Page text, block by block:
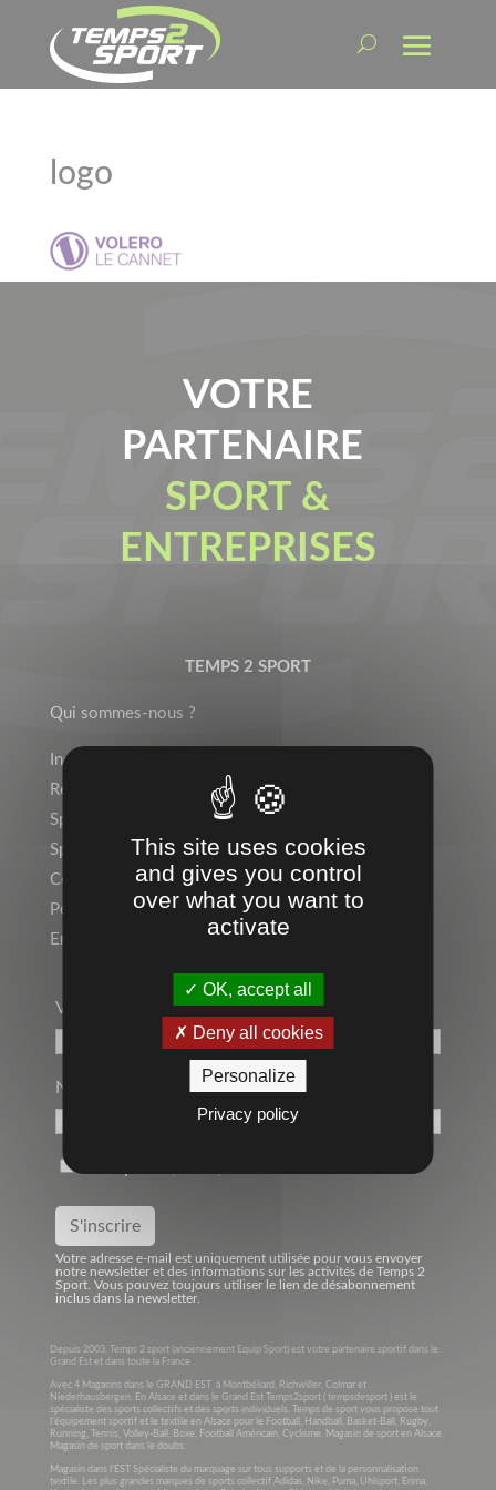
logo
VOTRE
PARTENAIRE
SPORT &
ENTREPRISES
TEMPS 2 SPORT
Qui sommes-nous ?
Indépendant ? Rejoignez le Réseau Temps 2 Sport !
Rejoignez l’équipe !
Sports Individuels
Sport Collectif
Collectivités, Scolaire
Personnalisation, Marquage
Entreprise, Communication par l’objet
Votre Adresse Mail*
Nom
Votre adresse e-mail est uniquement utilisée pour vous envoyer
notre newsletter et des informations sur les activités de Temps 2
Sport. Vous pouvez toujours utiliser le lien de désabonnement
inclus dans la newsletter.
Depuis 2003, Temps 2 sport (anciennement Equip’Sport) est votre partenaire sportif dans le
Grand Est et dans toute la France .
Avec 4 Magasins dans le GRAND EST à Montbéliard, Richwiller, Colmar et
Niederhausbergen. En Alsace et dans le Grand Est Temps2sport ( tempsdesport ) est le
spécialiste des sports collectifs et des sports individuels. Temps de sport vous propose tout
l’équipement sportif et le textile en Alsace pour le Football, Handball, Basket-Ball, Rugby,
Running, Tennis, Volley-Ball, Boxe, Football Américain, Cyclisme. Magasin de sport en Alsace,
Magasin de sport dans le doubs.
Magasin dans l’EST Spécialiste du marquage sur tous supports et de la personnalisation
textile. Les plus grandes marques de sports collectif Adidas, Nike, Puma, Uhlsport, Erima,
This site uses cookies
and gives you control
over what you want to
activate
OK, accept all
Deny all cookies
Personalize
Privacy policy